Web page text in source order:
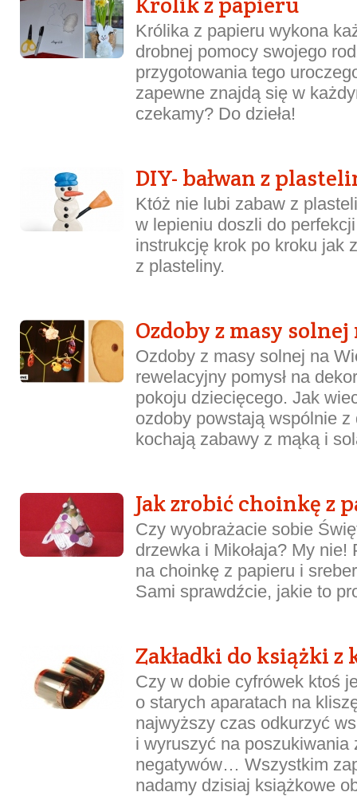
Królika z papieru wykona
drobnej pomocy swojego
przygotowania tego
zapewne znajdą się w
czekamy? Do dzieła!
DIY- bałwan z
Któż nie lubi zabaw z
w lepieniu doszli do
instrukcję krok po kroku jak
z plasteliny.
Ozdoby z masy
Ozdoby z masy solnej na
rewelacyjny pomysł na
pokoju dziecięcego. Jak
ozdoby powstają wspólnie
kochają zabawy z mąką i
Jak zrobić choinkę z
Czy wyobrażacie sobie
drzewka i Mikołaja? My
na choinkę z papieru i
Sami sprawdźcie, jakie to
Zakładki do książki z
Czy w dobie cyfrówek ktoś
o starych aparatach na
najwyższy czas odkurzyć
i wyruszyć na poszukiwania
negatywów… Wszystkim
nadamy dzisiaj książkowe